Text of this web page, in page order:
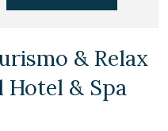
& Relax
Hotel & Spa